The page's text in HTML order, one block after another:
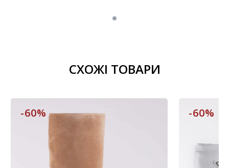
СХОЖІ ТОВАРИ
-60% -60%